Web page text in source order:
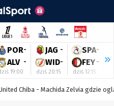
POR-
ALV -
19:00
JAG -
WID-
dziś 20:15
SPA-
FEY-
dziś 12:15
United Chiba - Machida Zelvia gdzie